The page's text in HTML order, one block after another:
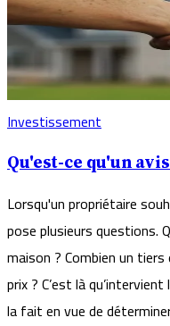
Investissement
Qu'est-ce qu'un
Lorsqu'un propriétaire
pose plusieurs questions.
maison ? Combien un
prix ? C’est là
la fait en vue de